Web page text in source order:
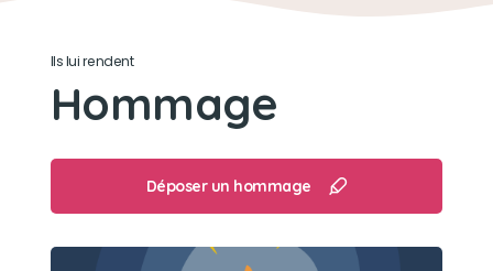
Ils lui rendent
Hommage
Déposer un hommage